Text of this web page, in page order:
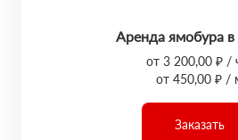
Аренда ямобура в
от 3 200,00 ₽ /
от 450,00 ₽ /
Заказать